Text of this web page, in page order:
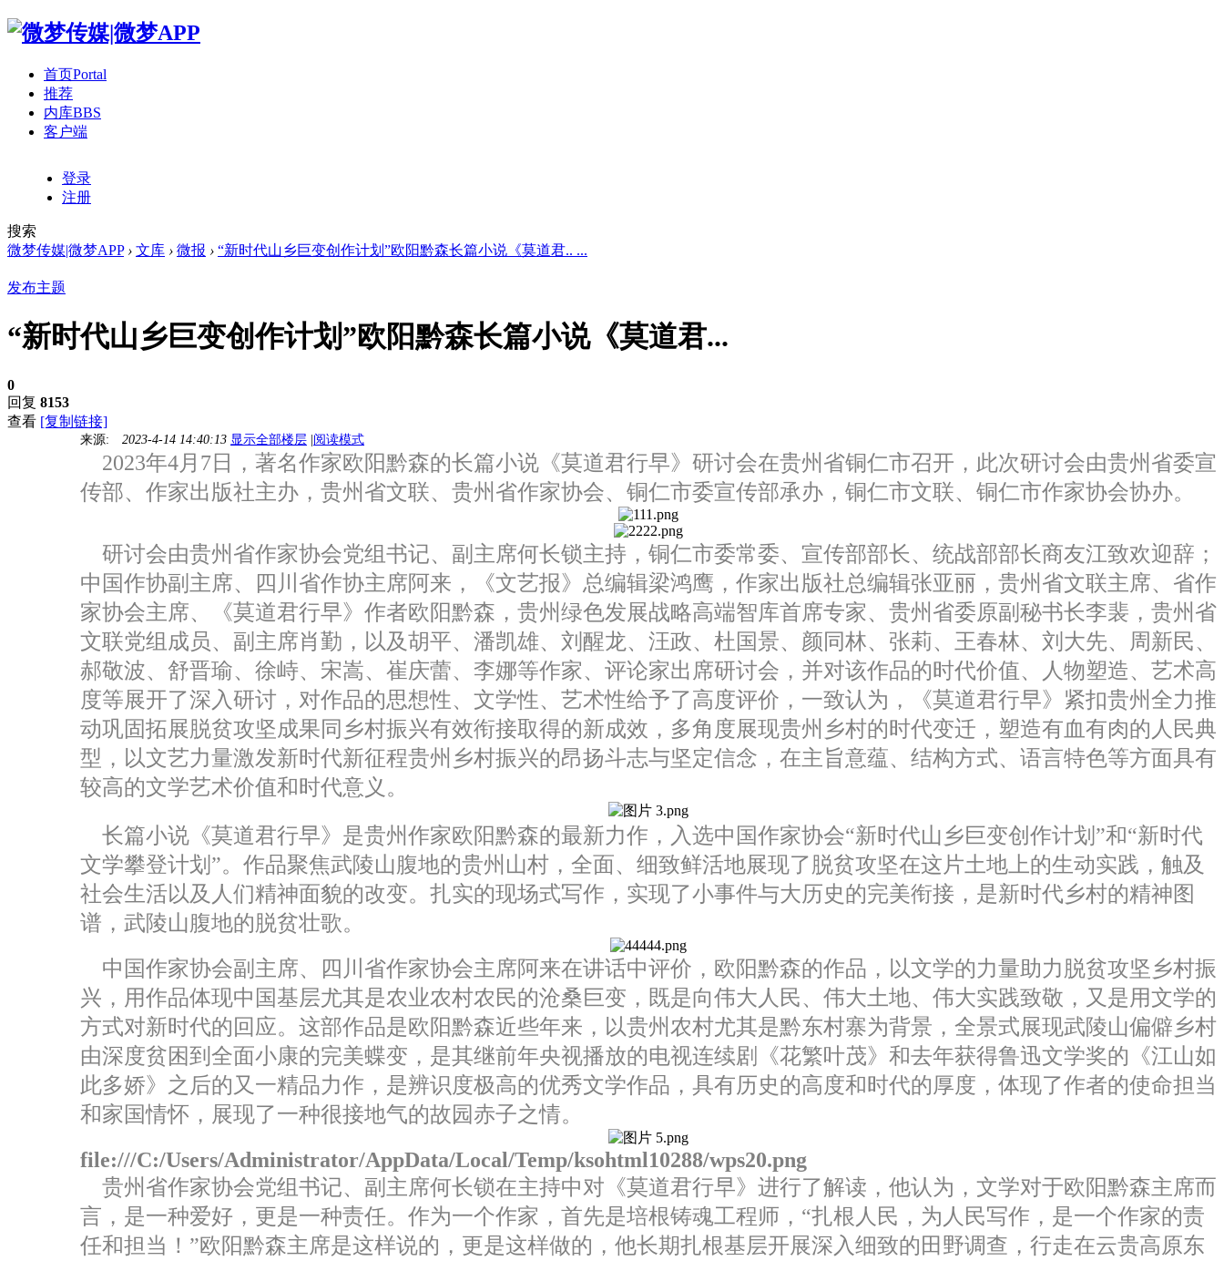
首页Portal
推荐
内库BBS
客户端
登录
注册
搜索
微梦传媒|微梦APP › 文库 › 微报 › “新时代山乡巨变创作计划”欧阳黔森长篇小说《莫道君.. ...
发布主题
“新时代山乡巨变创作计划”欧阳黔森长篇小说《莫道君...
0
回复 8153
查看 [复制链接]
来源: 2023-4-14 14:40:13 显示全部楼层 |阅读模式
2023年4月7日，著名作家欧阳黔森的长篇小说《莫道君行早》研讨会在贵州省铜仁市召开，此次研讨会由贵州省委宣
传部、作家出版社主办，贵州省文联、贵州省作家协会、铜仁市委宣传部承办，铜仁市文联、铜仁市作家协会协办。
研讨会由贵州省作家协会党组书记、副主席何长锁主持，铜仁市委常委、宣传部部长、统战部部长商友江致欢迎辞；
中国作协副主席、四川省作协主席阿来，《文艺报》总编辑梁鸿鹰，作家出版社总编辑张亚丽，贵州省文联主席、省作
家协会主席、《莫道君行早》作者欧阳黔森，贵州绿色发展战略高端智库首席专家、贵州省委原副秘书长李裴，贵州省
文联党组成员、副主席肖勤，以及胡平、潘凯雄、刘醒龙、汪政、杜国景、颜同林、张莉、王春林、刘大先、周新民、
郝敬波、舒晋瑜、徐峙、宋嵩、崔庆蕾、李娜等作家、评论家出席研讨会，并对该作品的时代价值、人物塑造、艺术高
度等展开了深入研讨，对作品的思想性、文学性、艺术性给予了高度评价，一致认为，《莫道君行早》紧扣贵州全力推
动巩固拓展脱贫攻坚成果同乡村振兴有效衔接取得的新成效，多角度展现贵州乡村的时代变迁，塑造有血有肉的人民典
型，以文艺力量激发新时代新征程贵州乡村振兴的昂扬斗志与坚定信念，在主旨意蕴、结构方式、语言特色等方面具有
较高的文学艺术价值和时代意义。
长篇小说《莫道君行早》是贵州作家欧阳黔森的最新力作，入选中国作家协会“新时代山乡巨变创作计划”和“新时代
文学攀登计划”。作品聚焦武陵山腹地的贵州山村，全面、细致鲜活地展现了脱贫攻坚在这片土地上的生动实践，触及
社会生活以及人们精神面貌的改变。扎实的现场式写作，实现了小事件与大历史的完美衔接，是新时代乡村的精神图
谱，武陵山腹地的脱贫壮歌。
中国作家协会副主席、四川省作家协会主席阿来在讲话中评价，欧阳黔森的作品，以文学的力量助力脱贫攻坚乡村振
兴，用作品体现中国基层尤其是农业农村农民的沧桑巨变，既是向伟大人民、伟大土地、伟大实践致敬，又是用文学的
方式对新时代的回应。这部作品是欧阳黔森近些年来，以贵州农村尤其是黔东村寨为背景，全景式展现武陵山偏僻乡村
由深度贫困到全面小康的完美蝶变，是其继前年央视播放的电视连续剧《花繁叶茂》和去年获得鲁迅文学奖的《江山如
此多娇》之后的又一精品力作，是辨识度极高的优秀文学作品，具有历史的高度和时代的厚度，体现了作者的使命担当
和家国情怀，展现了一种很接地气的故园赤子之情。
file:///C:/Users/Administrator/AppData/Local/Temp/ksohtml10288/wps20.png
贵州省作家协会党组书记、副主席何长锁在主持中对《莫道君行早》进行了解读，他认为，文学对于欧阳黔森主席而
言，是一种爱好，更是一种责任。作为一个作家，首先是培根铸魂工程师，“扎根人民，为人民写作，是一个作家的责
任和担当！”欧阳黔森主席是这样说的，更是这样做的，他长期扎根基层开展深入细致的田野调查，行走在云贵高原东